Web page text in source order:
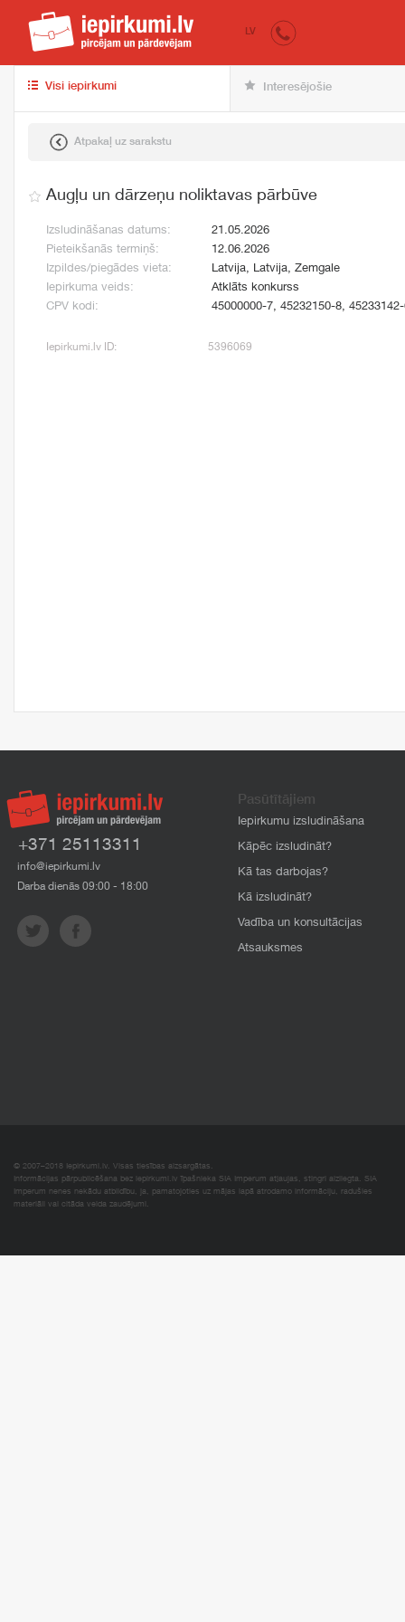
iepirkumi.lv
LV
Visi iepirkumi Interesējošie
Atpakaļ uz sarakstu
Augļu un dārzeņu noliktavas pārbūve
Izsludināšanas datums:
21.05.2026
Pieteikšanās termiņš:
12.06.2026
Izpildes/piegādes vieta:
Latvija, Latvija, Zemgale
Iepirkuma veids:
Atklāts konkurss
CPV kodi:
45000000-7, 45232150-8,
Iepirkumi.lv ID: 5396069
+371 25113311
info@iepirkumi.lv
Darba dienās 09:00 - 18:00
Pasūtītājiem
Iepirkumu izsludināšana
Kāpēc izsludināt?
Kā tas darbojas?
Kā izsludināt?
Vadība un konsultācijas
Atsauksmes
© 2007–2018 Iepirkumi.lv. Visas tiesības aizsargātas.
Informācijas pārpublicēšana bez iepirkumi.lv īpašnieka SIA Imperum atļaujas, stingri aizliegta. SIA
Imperum nenes nekādu atbildību, ja, pamatojoties uz mājas lapā atrodamo informāciju, radušies
materiāli vai citāda veida zaudējumi.